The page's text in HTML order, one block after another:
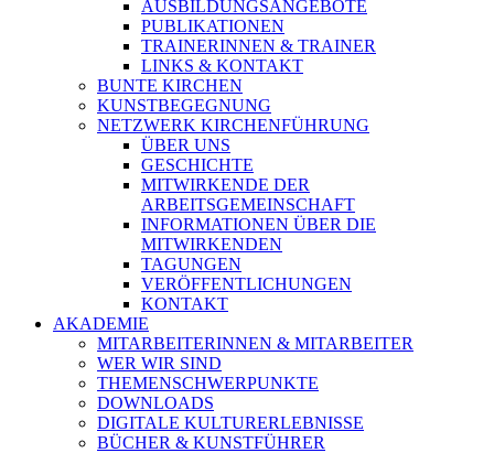
AUSBILDUNGSANGEBOTE
PUBLIKATIONEN
TRAINERINNEN & TRAINER
LINKS & KONTAKT
BUNTE KIRCHEN
KUNSTBEGEGNUNG
NETZWERK KIRCHENFÜHRUNG
ÜBER UNS
GESCHICHTE
MITWIRKENDE DER
ARBEITSGEMEINSCHAFT
INFORMATIONEN ÜBER DIE
MITWIRKENDEN
TAGUNGEN
VERÖFFENTLICHUNGEN
KONTAKT
AKADEMIE
MITARBEITERINNEN & MITARBEITER
WER WIR SIND
THEMENSCHWERPUNKTE
DOWNLOADS
DIGITALE KULTURERLEBNISSE
BÜCHER & KUNSTFÜHRER